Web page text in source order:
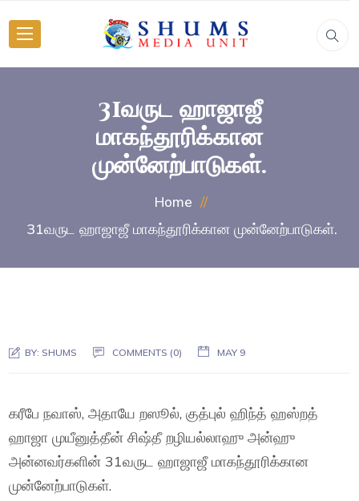
31வருட ஹாஜாஜீ
மாகந்தூரிக்கான
முன்னேற்பாடுகள்.
Home
31வருட ஹாஜாஜீ மாகந்தூரிக்கான முன்னேற்பாடுகள்.
BY: SHUMS COMMENTS (0) MAY 9
கரீபே நவாஸ், அதாயே றஸூல், குத்புல் ஹிந்த் ஹஸ்றத்
ஹாஜா முயீனுத்தீன் சிஷ்தீ றழியல்லாஹு அன்ஹு
அன்னவர்களின் 31வருட ஹாஜாஜீ மாகந்தூரிக்கான
முன்னேற்பாடுகள்.